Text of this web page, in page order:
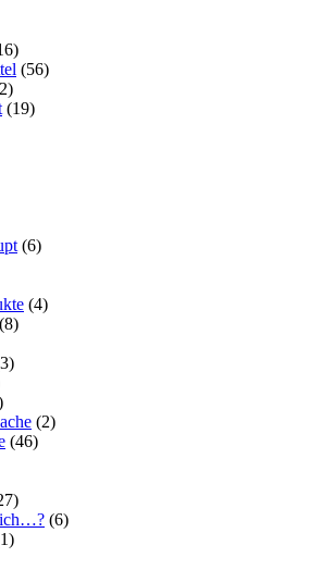
(56)
(19)
(6)
(4)
(8)
(2)
(46)
(6)